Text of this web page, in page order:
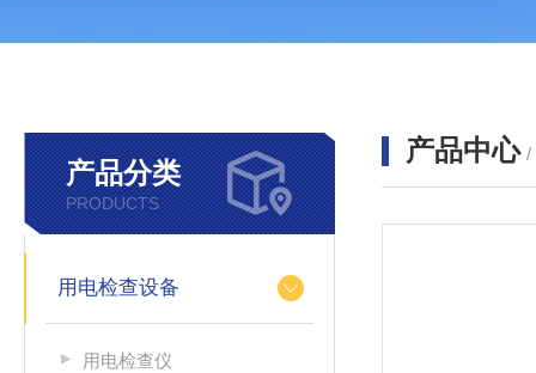
产品分类
PRODUCTS
用电检查设备
用电检查仪
产品中心 /